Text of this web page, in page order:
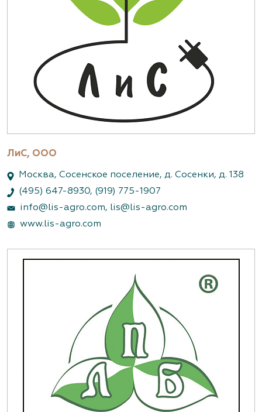
ЛиС, ООО
Москва, Сосенское поселение, д. Сосенки, д. 138
(495) 647-8930, (919) 775-1907
info@lis-agro.com, lis@lis-agro.com
www.lis-agro.com